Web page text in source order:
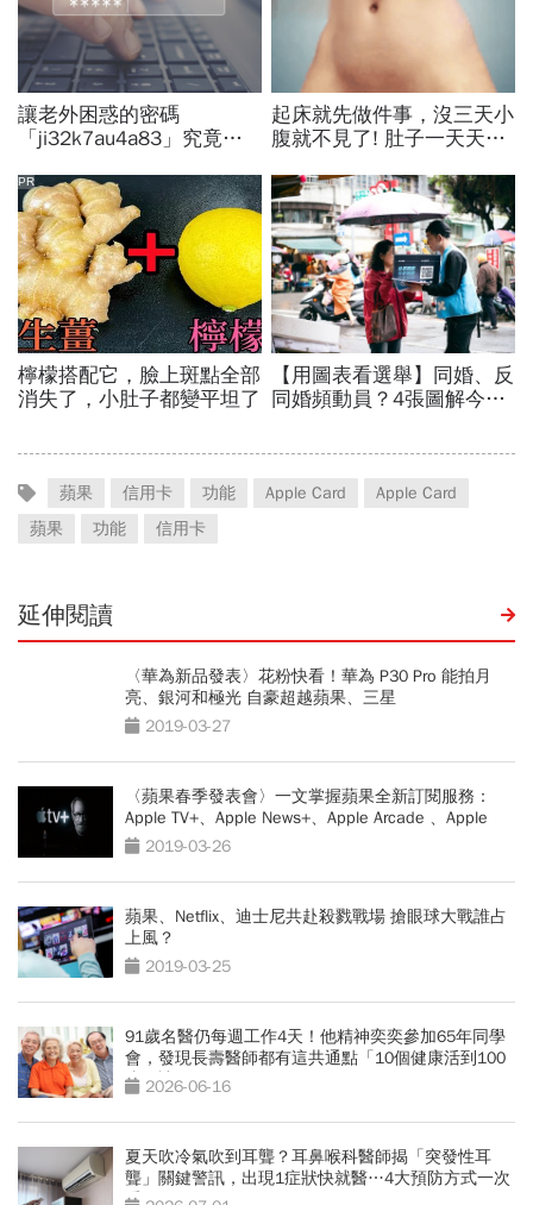
蘋果 信用卡 功能 Apple Card
Apple Card
蘋果
功能 信用卡
延伸閱讀
〈華為新品發表〉花粉快看！華為 P30 Pro 能拍月
亮、銀河和極光 自豪超越蘋果、三星
2019-03-27
〈蘋果春季發表會〉一文掌握蘋果全新訂閱服務：
Apple TV+、Apple News+、Apple Arcade 、Apple
Card2019-03-26
蘋果、Netflix、迪士尼共赴殺戮戰場 搶眼球大戰誰占
上風？
2019-03-25
91歲名醫仍每週工作4天！他精神奕奕參加65年同學
會，發現長壽醫師都有這共通點「10個健康活到100
歲秘訣」
2026-06-16
夏天吹冷氣吹到耳聾？耳鼻喉科醫師揭「突發性耳
聾」關鍵警訊，出現1症狀快就醫…4大預防方式一次
看